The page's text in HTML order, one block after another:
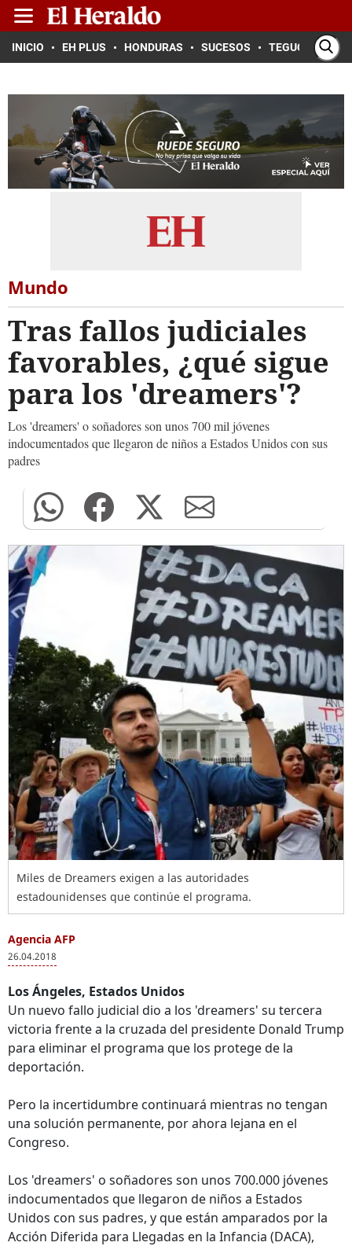
INICIO EH PLUS HONDURAS SUCESOS TEGUCIGALPA
Mundo
Tras fallos judiciales
favorables, ¿qué sigue
para los 'dreamers'?
Los 'dreamers' o soñadores son unos 700 mil jóvenes
indocumentados que llegaron de niños a Estados Unidos con sus
padres
Miles de Dreamers exigen a las autoridades
estadounidenses que continúe el programa.
Agencia AFP
26.04.2018
Los Ángeles, Estados Unidos
Un nuevo fallo judicial dio a los 'dreamers' su tercera
victoria frente a la cruzada del presidente Donald Trump
para eliminar el programa que los protege de la
deportación.
Pero la incertidumbre continuará mientras no tengan
una solución permanente, por ahora lejana en el
Congreso.
Los 'dreamers' o soñadores son unos 700.000 jóvenes
indocumentados que llegaron de niños a Estados
Unidos con sus padres, y que están amparados por la
Acción Diferida para Llegadas en la Infancia (DACA),